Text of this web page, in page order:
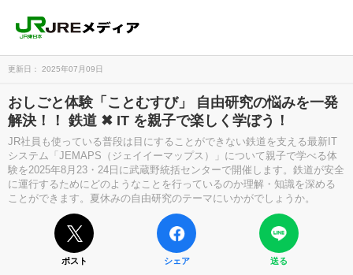
更新日： 2025年07月09日
おしごと体験「ことむすび」 自由研究の悩みを一発
解決！！ 鉄道 ✖ IT を親子で楽しく学ぼう！
JR社員も使っている普段は目にすることができない鉄道を支える最新IT
システム「JEMAPS（ジェイイーマップス）」について親子で学べる体
験を2025年8月23・24日に武蔵野統括センターで開催します。鉄道が安全
に運行するためにどのようなことを行っているのか理解・知識を深める
ことができます。夏休みの自由研究のテーマにいかがでしょうか。
ポスト シェア 送る